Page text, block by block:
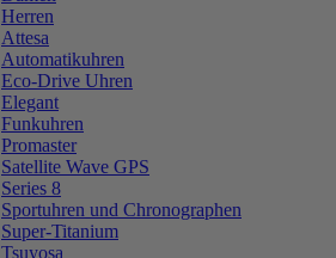
Herren
Attesa
Automatikuhren
Eco-Drive Uhren
Elegant
Funkuhren
Promaster
Satellite Wave GPS
Series 8
Sportuhren und Chronographen
Super-Titanium
Tsuyosa